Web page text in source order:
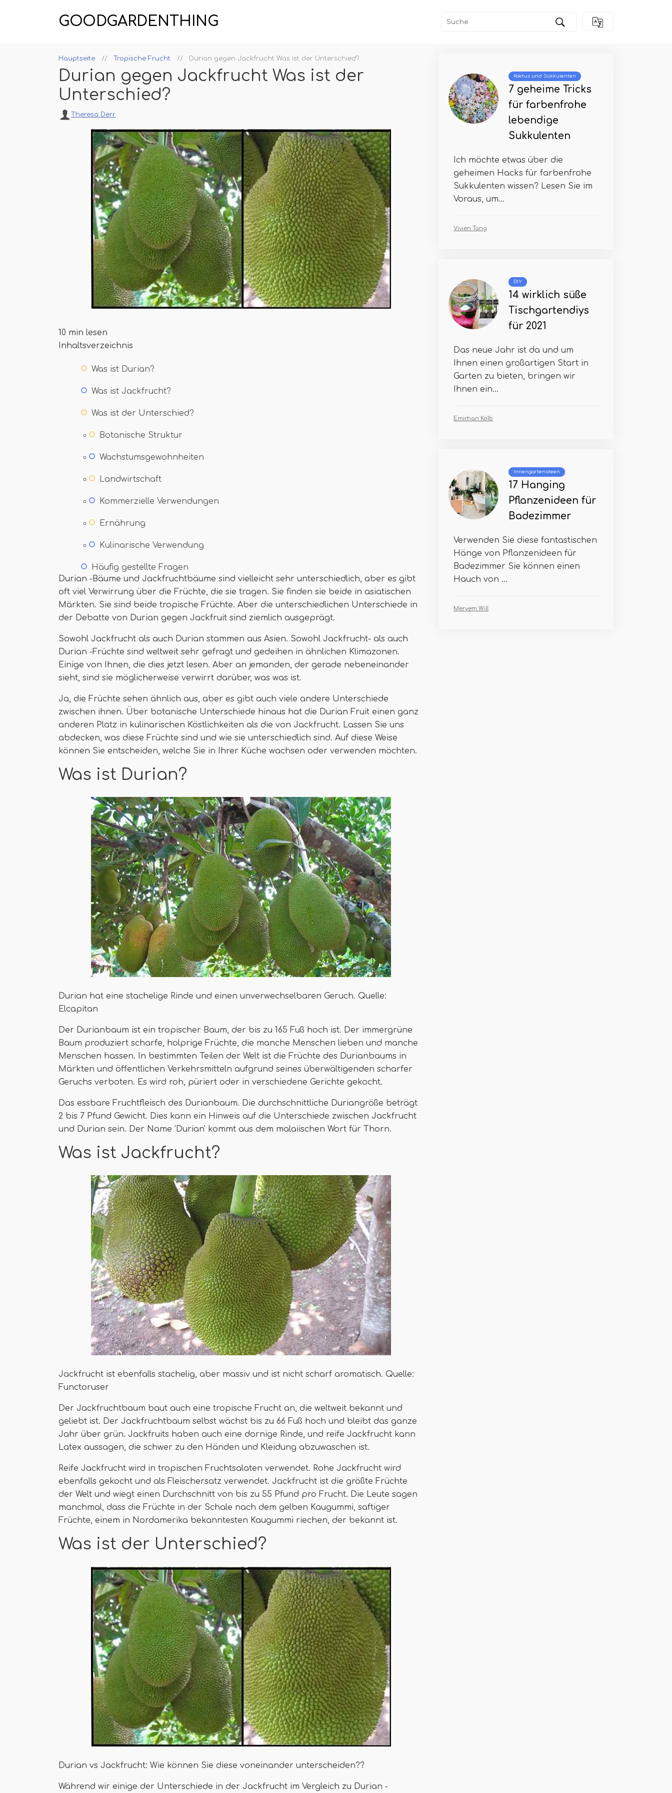
GOODGARDENTHING
Hauptseite Tropische Frucht Durian gegen Jackfrucht Was ist der Unterschied?
Durian gegen Jackfrucht Was ist der
Unterschied?
Theresa Derr
10 min lesen
Inhaltsverzeichnis
Was ist Durian?
Was ist Jackfrucht?
Was ist der Unterschied?
Botanische Struktur
Wachstumsgewohnheiten
Landwirtschaft
Kommerzielle Verwendungen
Ernährung
Kulinarische Verwendung
Häufig gestellte Fragen
Durian -Bäume und Jackfruchtbäume sind vielleicht sehr unterschiedlich, aber es gibt
oft viel Verwirrung über die Früchte, die sie tragen. Sie finden sie beide in asiatischen
Märkten. Sie sind beide tropische Früchte. Aber die unterschiedlichen Unterschiede in
der Debatte von Durian gegen Jackfruit sind ziemlich ausgeprägt.
Sowohl Jackfrucht als auch Durian stammen aus Asien. Sowohl Jackfrucht- als auch
Durian -Früchte sind weltweit sehr gefragt und gedeihen in ähnlichen Klimazonen.
Einige von Ihnen, die dies jetzt lesen. Aber an jemanden, der gerade nebeneinander
sieht, sind sie möglicherweise verwirrt darüber, was was ist.
Ja, die Früchte sehen ähnlich aus, aber es gibt auch viele andere Unterschiede
zwischen ihnen. Über botanische Unterschiede hinaus hat die Durian Fruit einen ganz
anderen Platz in kulinarischen Köstlichkeiten als die von Jackfrucht. Lassen Sie uns
abdecken, was diese Früchte sind und wie sie unterschiedlich sind. Auf diese Weise
können Sie entscheiden, welche Sie in Ihrer Küche wachsen oder verwenden möchten.
Was ist Durian?
Durian hat eine stachelige Rinde und einen unverwechselbaren Geruch. Quelle:
Elcapitan
Der Durianbaum ist ein tropischer Baum, der bis zu 165 Fuß hoch ist. Der immergrüne
Baum produziert scharfe, holprige Früchte, die manche Menschen lieben und manche
Menschen hassen. In bestimmten Teilen der Welt ist die Früchte des Durianbaums in
Märkten und öffentlichen Verkehrsmitteln aufgrund seines überwältigenden scharfer
Geruchs verboten. Es wird roh, püriert oder in verschiedene Gerichte gekocht.
Das essbare Fruchtfleisch des Durianbaum. Die durchschnittliche Duriangröße beträgt
2 bis 7 Pfund Gewicht. Dies kann ein Hinweis auf die Unterschiede zwischen Jackfrucht
und Durian sein. Der Name 'Durian' kommt aus dem malaiischen Wort für Thorn.
Was ist Jackfrucht?
Jackfrucht ist ebenfalls stachelig, aber massiv und ist nicht scharf aromatisch. Quelle:
Functoruser
Der Jackfruchtbaum baut auch eine tropische Frucht an, die weltweit bekannt und
geliebt ist. Der Jackfruchtbaum selbst wächst bis zu 66 Fuß hoch und bleibt das ganze
Jahr über grün. Jackfruits haben auch eine dornige Rinde, und reife Jackfrucht kann
Latex aussagen, die schwer zu den Händen und Kleidung abzuwaschen ist.
Reife Jackfrucht wird in tropischen Fruchtsalaten verwendet. Rohe Jackfrucht wird
ebenfalls gekocht und als Fleischersatz verwendet. Jackfrucht ist die größte Früchte
der Welt und wiegt einen Durchschnitt von bis zu 55 Pfund pro Frucht. Die Leute sagen
manchmal, dass die Früchte in der Schale nach dem gelben Kaugummi, saftiger
Früchte, einem in Nordamerika bekanntesten Kaugummi riechen, der bekannt ist.
Was ist der Unterschied?
Durian vs Jackfrucht: Wie können Sie diese voneinander unterscheiden??
Während wir einige der Unterschiede in der Jackfrucht im Vergleich zu Durian -
Kaktus und Sukkulenten
7 geheime Tricks
für farbenfrohe
lebendige
Sukkulenten
Ich möchte etwas über die
geheimen Hacks für farbenfrohe
Sukkulenten wissen? Lesen Sie im
Voraus, um...
Vivien Tang
DIY
14 wirklich süße
Tischgartendiys
für 2021
Das neue Jahr ist da und um
Ihnen einen großartigen Start in
Garten zu bieten, bringen wir
Ihnen ein...
Emirhan Kolb
Innengartenideen
17 Hanging
Pflanzenideen für
Badezimmer
Verwenden Sie diese fantastischen
Hänge von Pflanzenideen für
Badezimmer Sie können einen
Hauch von ...
Meryem Will